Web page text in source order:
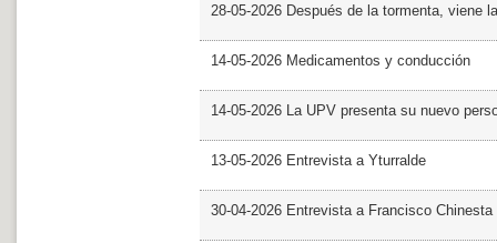
28-05-2026 Después de la tormenta, viene
14-05-2026 Medicamentos y conducción
14-05-2026 La UPV presenta su nuevo
13-05-2026 Entrevista a Yturralde
30-04-2026 Entrevista a Francisco Chinesta